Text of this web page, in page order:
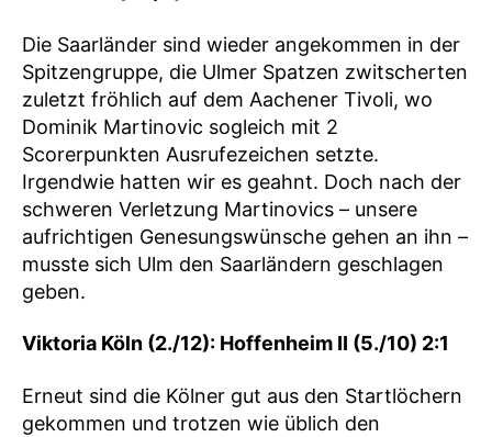
Die Saarländer sind wieder angekommen in der
Spitzengruppe, die Ulmer Spatzen zwitscherten
zuletzt fröhlich auf dem Aachener Tivoli, wo
Dominik Martinovic sogleich mit 2
Scorerpunkten Ausrufezeichen setzte.
Irgendwie hatten wir es geahnt. Doch nach der
schweren Verletzung Martinovics – unsere
aufrichtigen Genesungswünsche gehen an ihn –
musste sich Ulm den Saarländern geschlagen
geben.
Viktoria Köln (2./12): Hoffenheim II (5./10) 2:1
Erneut sind die Kölner gut aus den Startlöchern
gekommen und trotzen wie üblich den